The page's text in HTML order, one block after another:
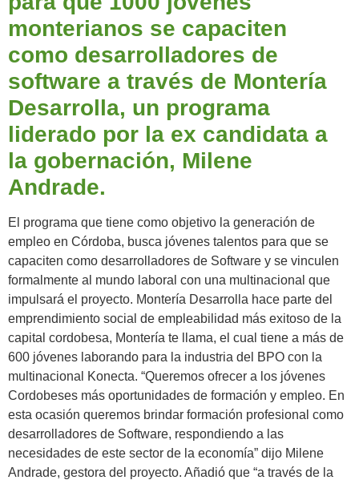
monterianos se capaciten
como desarrolladores de
software a través de Montería
Desarrolla, un programa
liderado por la ex candidata a
la gobernación, Milene
Andrade.
El programa que tiene como objetivo la generación de
empleo en Córdoba, busca jóvenes talentos para que se
capaciten como desarrolladores de Software y se vinculen
formalmente al mundo laboral con una multinacional que
impulsará el proyecto. Montería Desarrolla hace parte del
emprendimiento social de empleabilidad más exitoso de la
capital cordobesa, Montería te llama, el cual tiene a más de
600 jóvenes laborando para la industria del BPO con la
multinacional Konecta. “Queremos ofrecer a los jóvenes
Cordobeses más oportunidades de formación y empleo. En
esta ocasión queremos brindar formación profesional como
desarrolladores de Software, respondiendo a las
necesidades de este sector de la economía” dijo Milene
Andrade, gestora del proyecto. Añadió que “a través de la